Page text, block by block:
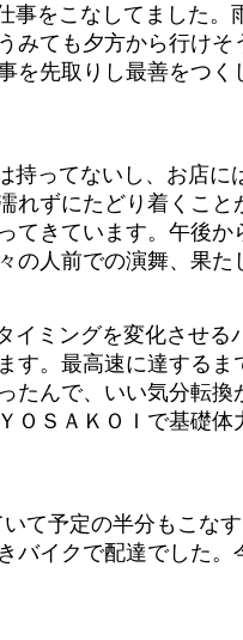
をこなしてました
ても夕方から行けそ
を先取りし最善をつ
ってないし、お店
ずにたどり着くこ
きています。午後か
人前での演舞、果た
ミングを変化させ
。最高速に達する
んで、いい気分転
ＳＡＫＯＩで基礎
て予定の半分もこな
イクで配達でした